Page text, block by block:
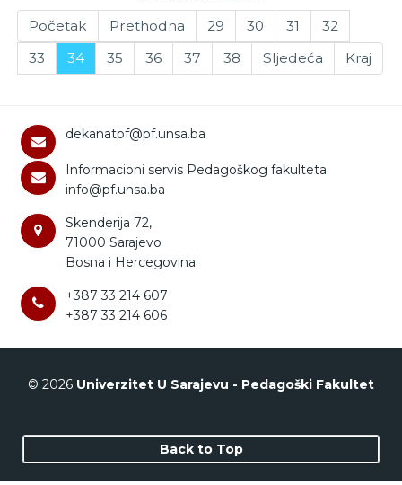
Početak Prethodna 29 30 31
32
33
34 35 36 37 38 Sljedeća Kraj
dekanatpf@pf.unsa.ba
Informacioni servis Pedagoškog fakulteta
info@pf.unsa.ba
Skenderija 72,
71000 Sarajevo
Bosna i Hercegovina
+387 33 214 607
+387 33 214 606
© 2026 Univerzitet U Sarajevu - Pedagoški Fakultet
Back to Top